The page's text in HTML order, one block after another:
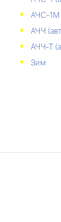
АЧС-1М
АЧЧ
АЧЧ-Т
Зим